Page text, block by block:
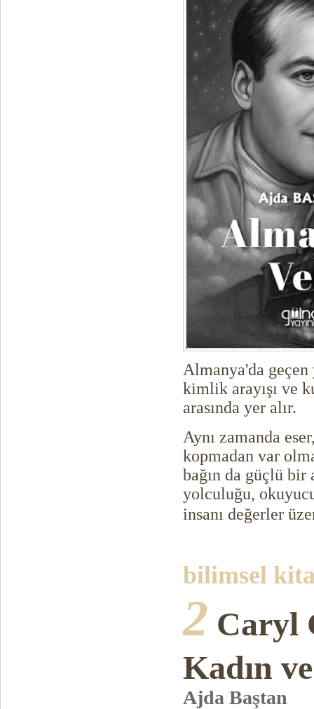
Almanya'da
kimlik arayışı ve
arasında yer alır.
Aynı zamanda
kopmadan var
bağın da güçlü bir
yolculuğu,
insanı değerler
bilimsel
2 Caryl
Kadın
Ajda Baştan